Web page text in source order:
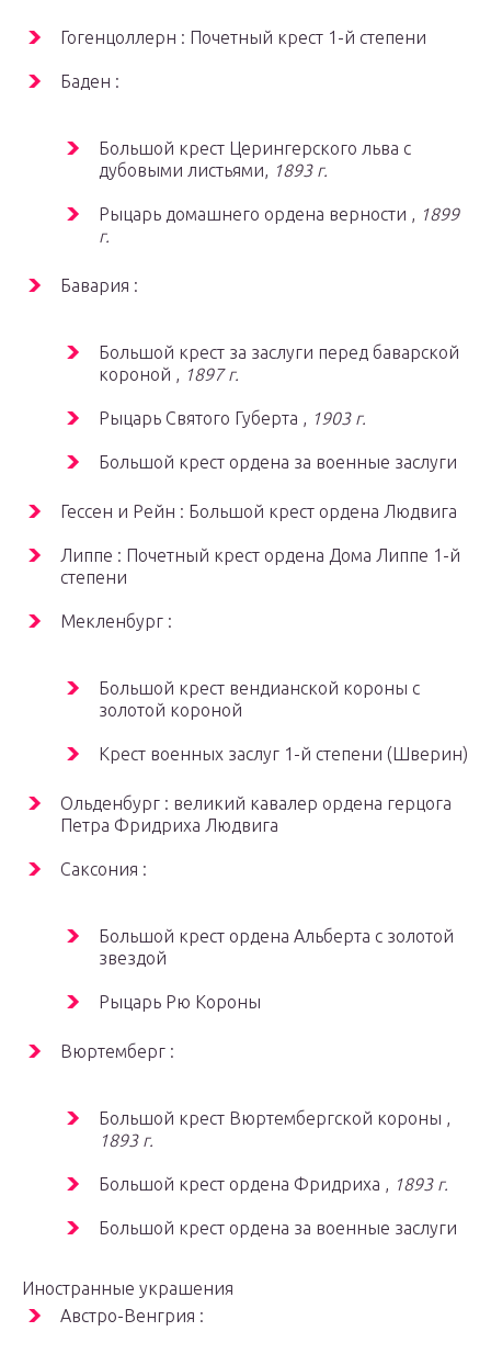
Гогенцоллерн : Почетный крест 1-й степени
Баден :
Большой крест Церингерского льва с
дубовыми листьями, 1893 г.
Рыцарь домашнего ордена верности , 1899
г.
Бавария :
Большой крест за заслуги перед баварской
короной , 1897 г.
Рыцарь Святого Губерта , 1903 г.
Большой крест ордена за военные заслуги
Гессен и Рейн : Большой крест ордена Людвига
Липпе : Почетный крест ордена Дома Липпе 1-й
степени
Мекленбург :
Большой крест вендианской короны с
золотой короной
Крест военных заслуг 1-й степени (Шверин)
Ольденбург : великий кавалер ордена герцога
Петра Фридриха Людвига
Саксония :
Большой крест ордена Альберта с золотой
звездой
Рыцарь Рю Короны
Вюртемберг :
Большой крест Вюртембергской короны ,
1893 г.
Большой крест ордена Фридриха , 1893 г.
Большой крест ордена за военные заслуги
Иностранные украшения
Австро-Венгрия :